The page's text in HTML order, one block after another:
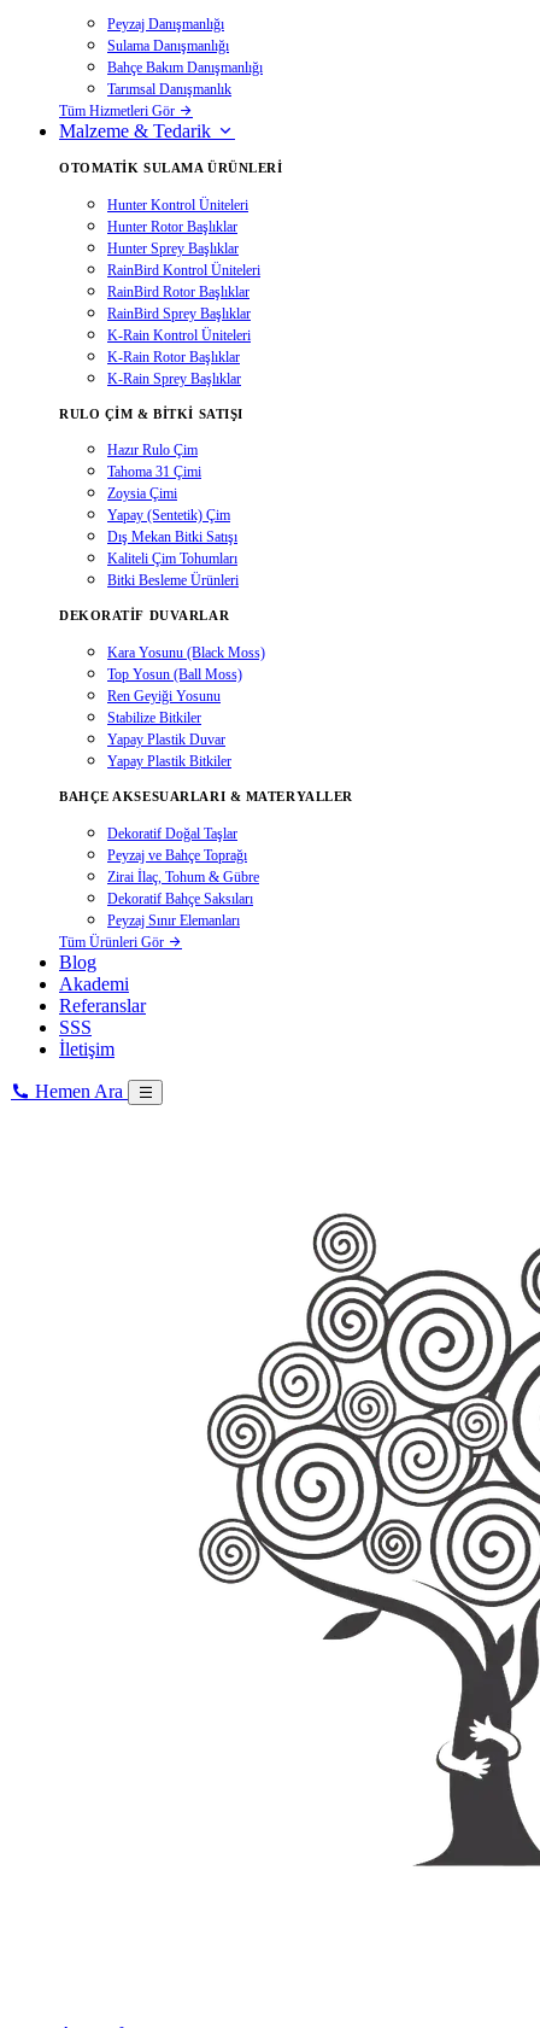
Peyzaj Danışmanlığı
Sulama Danışmanlığı
Bahçe Bakım Danışmanlığı
Tarımsal Danışmanlık
Tüm Hizmetleri Gör
Malzeme & Tedarik
OTOMATIK SULAMA ÜRÜNLERI
Hunter Kontrol Üniteleri
Hunter Rotor Başlıklar
Hunter Sprey Başlıklar
RainBird Kontrol Üniteleri
RainBird Rotor Başlıklar
RainBird Sprey Başlıklar
K-Rain Kontrol Üniteleri
K-Rain Rotor Başlıklar
K-Rain Sprey Başlıklar
RULO ÇIM & BITKI SATIŞI
Hazır Rulo Çim
Tahoma 31 Çimi
Zoysia Çimi
Yapay (Sentetik) Çim
Dış Mekan Bitki Satışı
Kaliteli Çim Tohumları
Bitki Besleme Ürünleri
DEKORATIF DUVARLAR
Kara Yosunu (Black Moss)
Top Yosun (Ball Moss)
Ren Geyiği Yosunu
Stabilize Bitkiler
Yapay Plastik Duvar
Yapay Plastik Bitkiler
BAHÇE AKSESUARLARI & MATERYALLER
Dekoratif Doğal Taşlar
Peyzaj ve Bahçe Toprağı
Zirai İlaç, Tohum & Gübre
Dekoratif Bahçe Saksıları
Peyzaj Sınır Elemanları
Tüm Ürünleri Gör
Blog
Akademi
Referanslar
SSS
İletişim
Hemen Ara